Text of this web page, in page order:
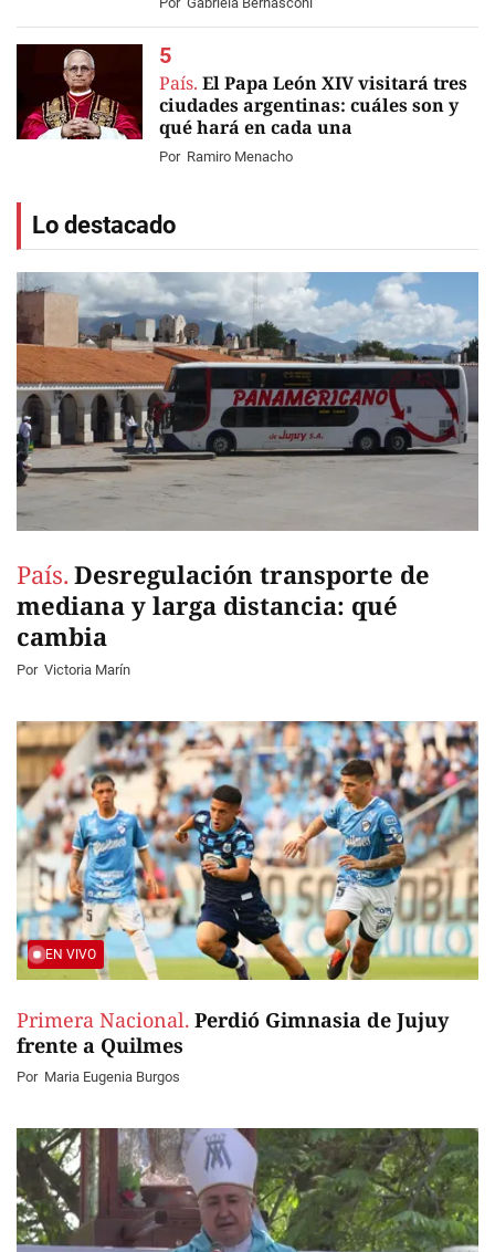
País. El Papa León XIV visitará tres
ciudades argentinas: cuáles son y
qué hará en cada una
Por Ramiro Menacho
Lo destacado
País. Desregulación transporte de
mediana y larga distancia: qué
cambia
Por Victoria Marín
EN VIVO
Primera Nacional. Perdió Gimnasia de Jujuy
frente a Quilmes
Por Maria Eugenia Burgos